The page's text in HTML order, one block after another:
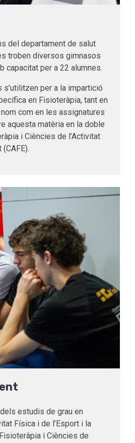
del departament de salut
troben diversos gimnasos
capacitat per a 22 alumnes.
per a la impartició
en Fisioteràpia, tant en
com en les assignatures
aquesta matèria en la doble
i Ciències de l’Activitat
estudis de grau en
Física i de l’Esport i la
i Ciències de